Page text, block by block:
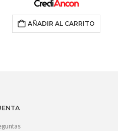
AÑADIR AL CARRITO